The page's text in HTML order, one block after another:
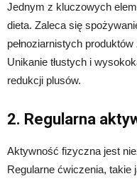
Jednym z kluczowych
dieta. Zaleca się
pełnoziarnistych
Unikanie tłustych i
redukcji plusów.
2. Regularna
Aktywność fizyczna jest
Regularne ćwiczenia, takie